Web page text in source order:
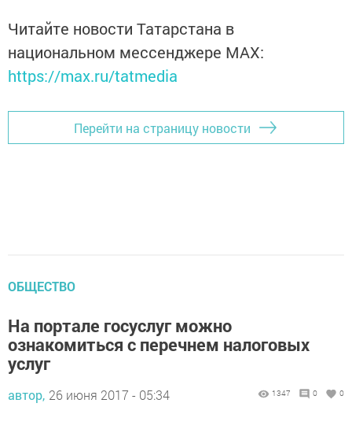
Читайте новости Татарстана в
национальном мессенджере MАХ:
https://max.ru/tatmedia
Перейти на страницу новости
ОБЩЕСТВО
На портале госуслуг можно
ознакомиться с перечнем налоговых
услуг
автор, 26 июня 2017 - 05:34 1347 0 0